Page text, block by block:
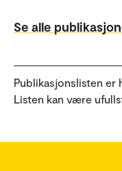
Se alle
Publikasjonslisten er
Listen kan være